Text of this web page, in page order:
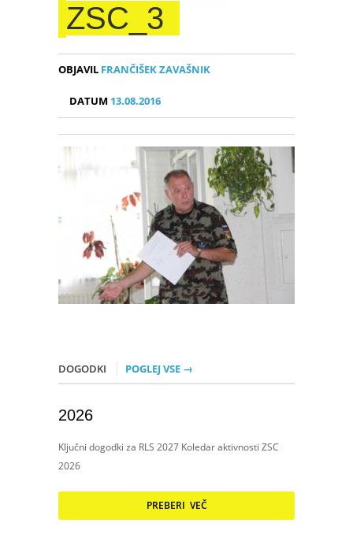
ZSC_3
OBJAVIL FRANČIŠEK ZAVAŠNIK
DATUM 13.08.2016
DOGODKI POGLEJ VSE →
2026
Ključni dogodki za RLS 2027 Koledar aktivnosti ZSC
2026
PREBERI VEČ